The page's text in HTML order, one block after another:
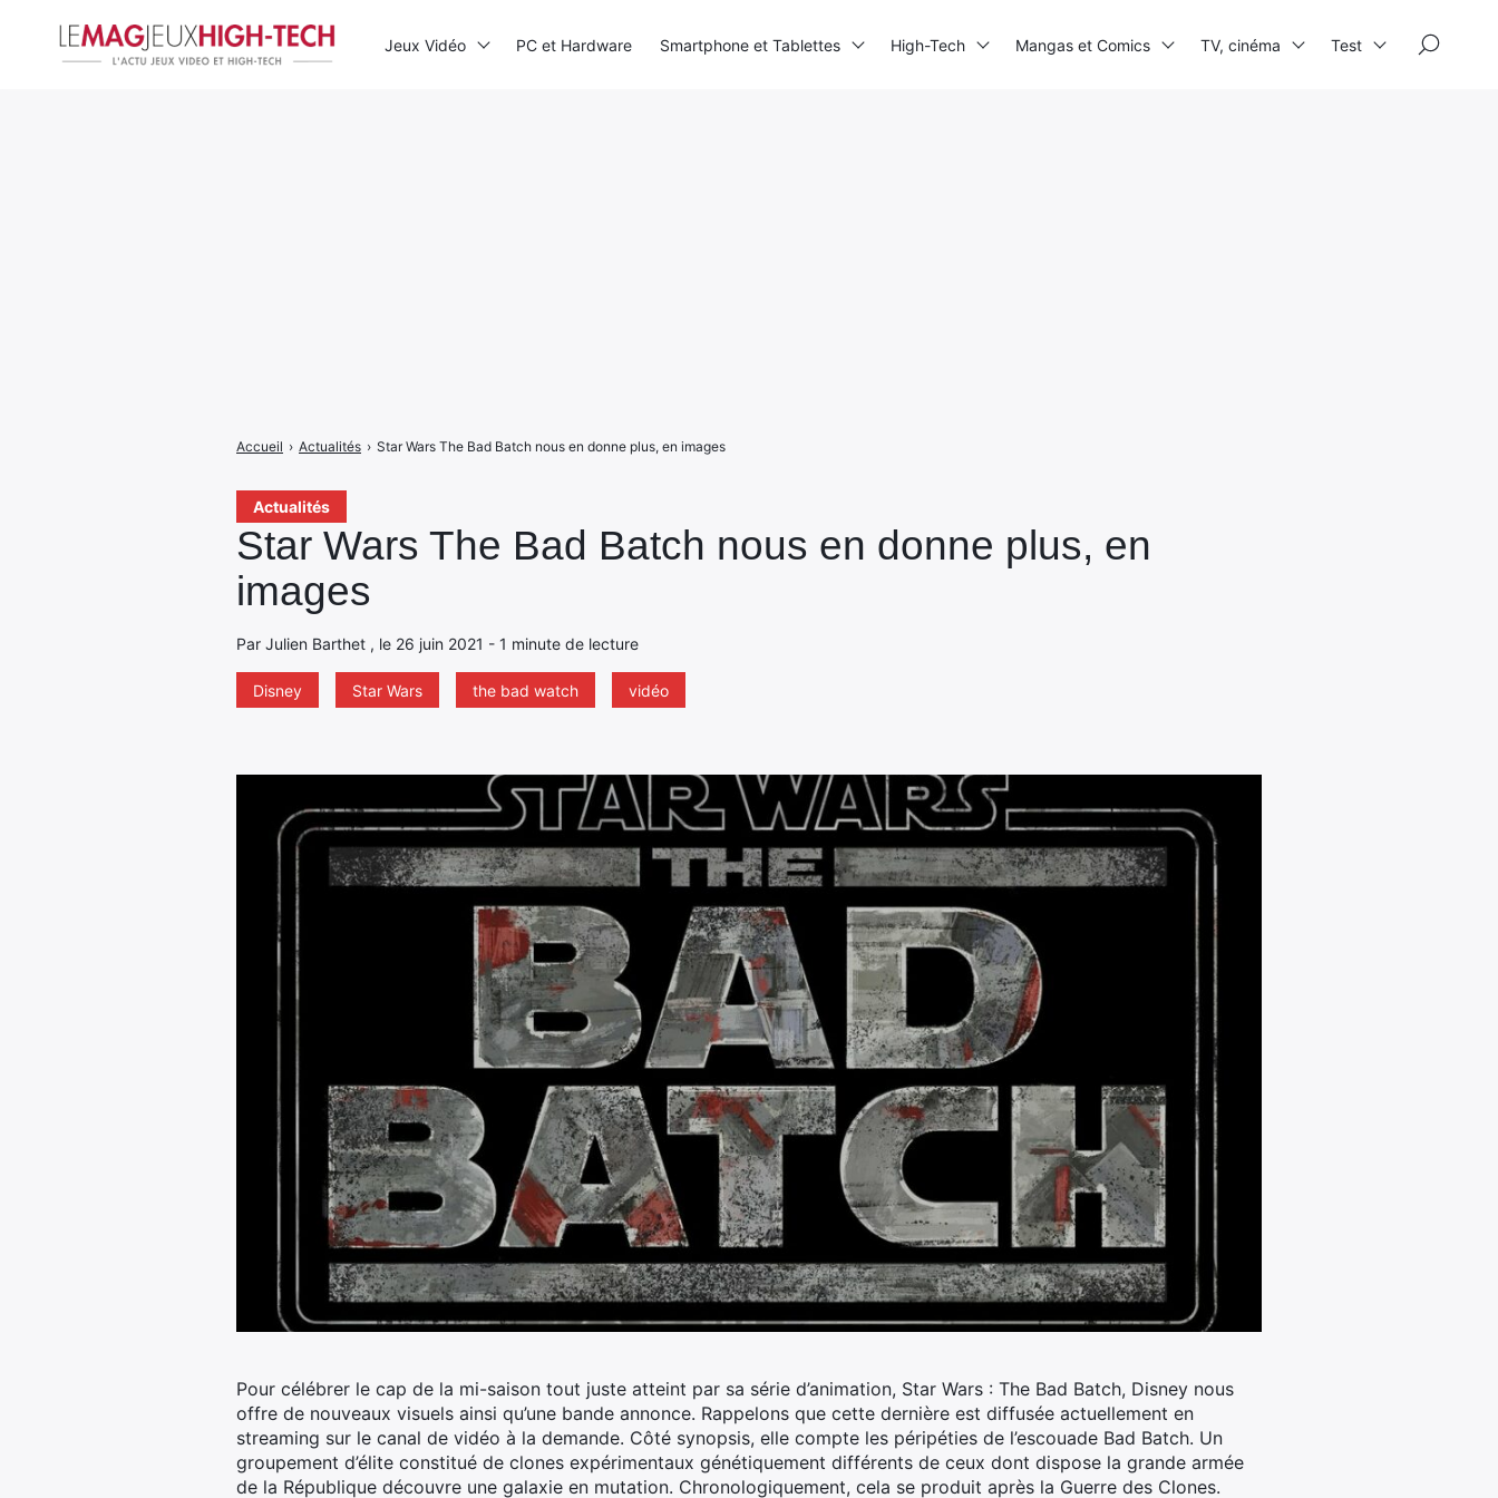
Actualités
Star Wars The Bad Batch nous en donne plus, en
images
Par Julien Barthet , le 26 juin 2021 - 1 minute de lecture
Disney Star Wars the bad watch vidéo
Accueil › Actualités › Star Wars The Bad Batch nous en donne plus, en images
Pour célébrer le cap de la mi-saison tout juste atteint par sa série d’animation, Star Wars : The Bad Batch, Disney nous
offre de nouveaux visuels ainsi qu’une bande annonce. Rappelons que cette dernière est diffusée actuellement en
streaming sur le canal de vidéo à la demande. Côté synopsis, elle compte les péripéties de l’escouade Bad Batch. Un
groupement d’élite constitué de clones expérimentaux génétiquement différents de ceux dont dispose la grande armée
de la République découvre une galaxie en mutation. Chronologiquement, cela se produit après la Guerre des Clones.
Jeux Vidéo PC et Hardware Smartphone et Tablettes High-Tech Mangas et Comics TV, cinéma Test